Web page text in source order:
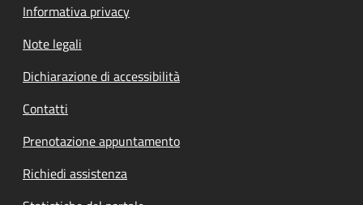
Informativa privacy
Note legali
Dichiarazione di accessibilità
Contatti
Prenotazione appuntamento
Richiedi assistenza